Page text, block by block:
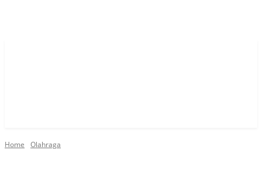
Home Olahraga